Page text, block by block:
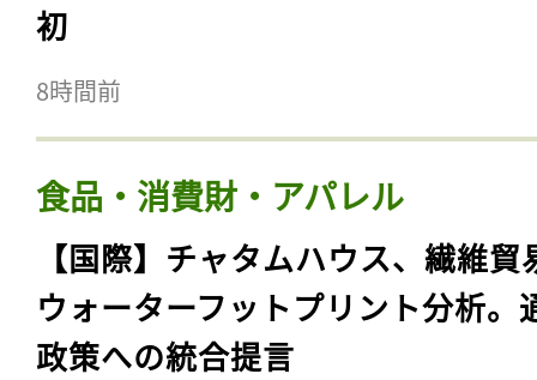
初
8時間前
食品・消費財・アパレル
【国際】チャタムハウス、繊維貿
ウォーターフットプリント分析。
政策への統合提言